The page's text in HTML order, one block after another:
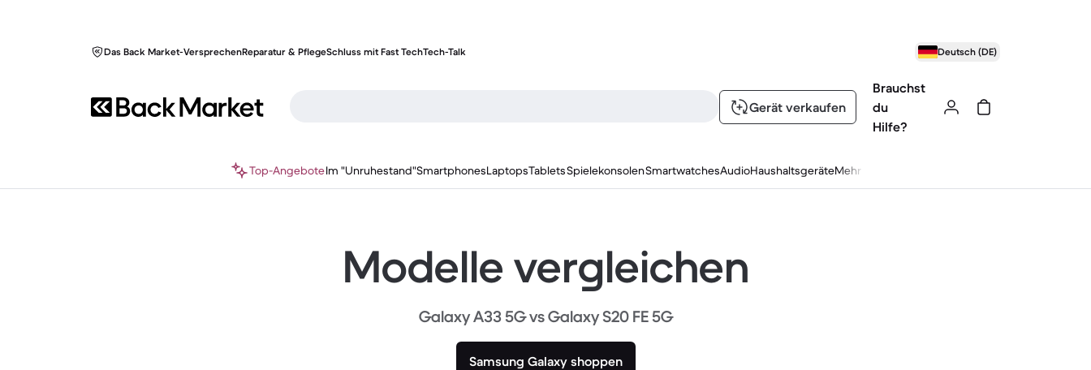
Das Back Market-VersprechenReparatur & PflegeSchluss mit Fast TechTech-Talk Deutsch (DE)
Gerät verkaufen
Brauchst
du
Hilfe?
Top-AngeboteIm "Unruhestand"SmartphonesLaptopsTabletsSpielekonsolenSmartwatchesAudioHaushaltsgeräteMehr
Modelle vergleichen
Galaxy A33 5G vs Galaxy S20 FE 5G
Samsung Galaxy shoppen